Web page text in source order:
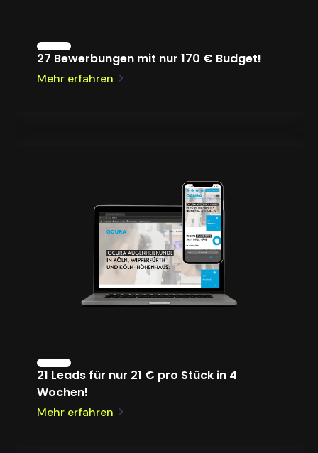
27 Bewerbungen mit nur 170 € Budget!
Mehr erfahren
21 Leads für nur 21 € pro Stück in 4
Wochen!
Mehr erfahren